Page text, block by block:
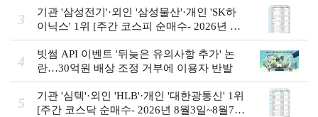
3
기관 '삼성전기'·외인 '삼성물산'·개인 'SK하
이닉스' 1위 [주간 코스피 순매수- 2026년 8
월3일~8월7일]
4
빗썸 API 이벤트 '뒤늦은 유의사항 추가' 논
란…30억원 배상 조정 거부에 이용자 반발
5
기관 '심텍'·외인 'HLB'·개인 '대한광통신' 1위
[주간 코스닥 순매수- 2026년 8월3일~8월7